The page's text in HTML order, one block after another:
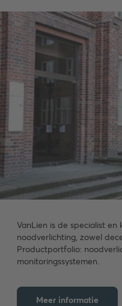
VanLien is de specialist
noodverlichting, zowel
Productportfolio:
monitoringssystemen.
Meer informatie